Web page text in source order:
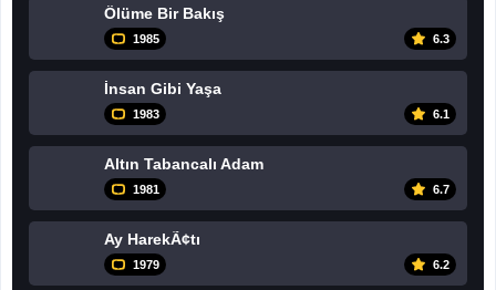
Ölüme Bir Bakış
1985 6.3
İnsan Gibi Yaşa
1983 6.1
Altın Tabancalı Adam
1981 6.7
Ay HarekÃ¢tı
1979 6.2